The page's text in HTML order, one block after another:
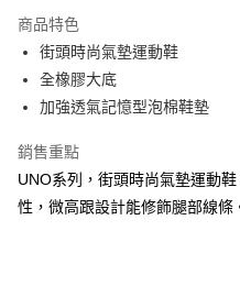
相關說明
【大哥付你分期使用說明】
1.本服務由台灣大哥大提供，台灣大
2.付款方式選擇「大哥付你分期」
流程，驗證手機門號後，選擇欲分
3.實際核准額度、可分期數及費用金
4.訂單成立30分鐘內，如未前往確
消。如遇「轉專審核」未通過狀況
法說明評估內容。
ATM付款
宅配
商品特色
街頭時尚氣墊運動鞋
全橡膠大底
加強透氣記憶型泡棉鞋墊
銷售重點
UNO系列，街頭時尚氣墊運動
性，微高跟設計能修飾腿部線條